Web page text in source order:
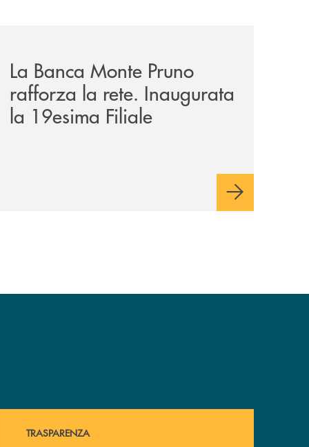
La Banca Monte Pruno
rafforza la rete. Inaugurata
la 19esima Filiale
Hai bisogno di alcuni documenti ? Vai alla pagina della
TRASPARENZA